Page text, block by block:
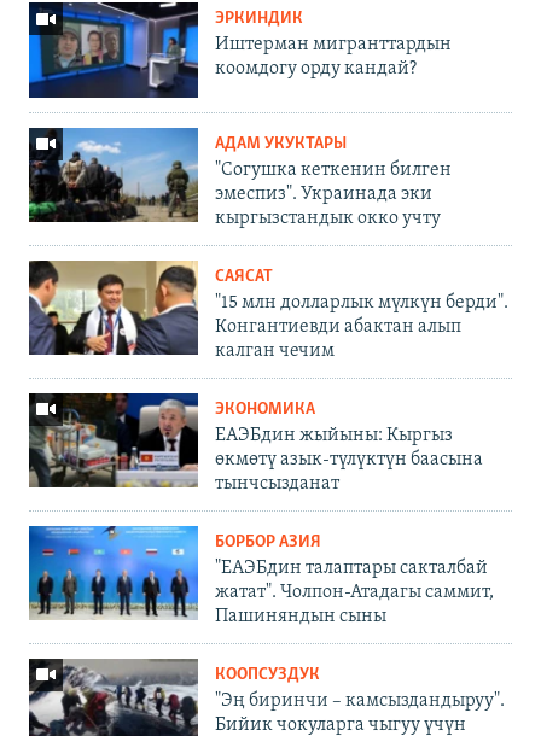
ЭРКИНДИК
Иштерман мигранттардын
коомдогу орду кандай?
АДАМ УКУКТАРЫ
"Согушка кеткенин билген
эмеспиз". Украинада эки
кыргызстандык окко учту
САЯСАТ
"15 млн долларлык мүлкүн берди".
Конгантиевди абактан алып
калган чечим
ЭКОНОМИКА
ЕАЭБдин жыйыны: Кыргыз
өкмөтү азык-түлүктүн баасына
тынчсызданат
БОРБОР АЗИЯ
"ЕАЭБдин талаптары сакталбай
жатат". Чолпон-Атадагы саммит,
Пашиняндын сыны
КООПСУЗДУК
"Эң биринчи – камсыздандыруу".
Бийик чокуларга чыгуу үчүн